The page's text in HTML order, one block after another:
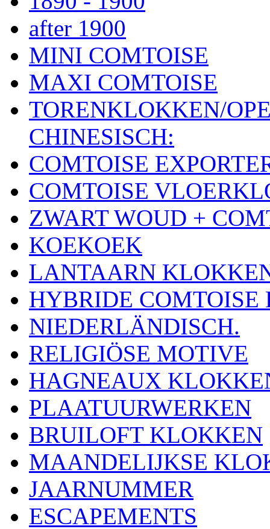
after 1900
MINI COMTOISE
MAXI COMTOISE
TORENKLOKKEN/
CHINESISCH:
COMTOISE
COMTOISE
ZWART WOUD +
KOEKOEK
LANTAARN
HYBRIDE
NIEDERLÄNDISCH.
RELIGIÖSE MOTIVE
HAGNEAUX
PLAATUURWERKEN
BRUILOFT KLOKKEN
MAANDELIJKSE
JAARNUMMER
ESCAPEMENTS